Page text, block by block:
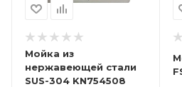
Мойка из
нержавеющей стали
SUS-304 KN754508